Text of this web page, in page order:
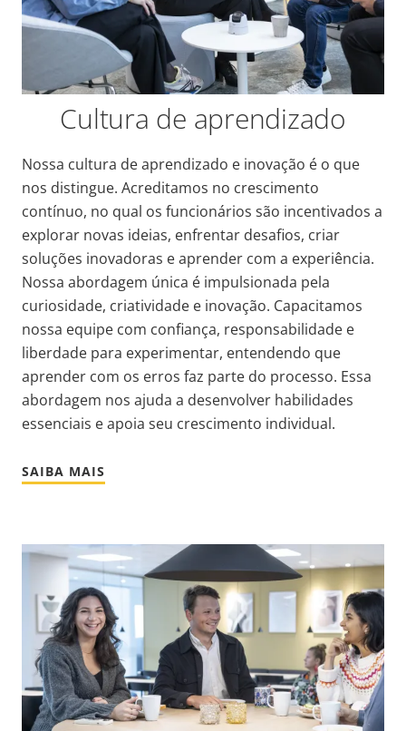
Cultura de aprendizado
Nossa cultura de aprendizado e inovação é o que
nos distingue. Acreditamos no crescimento
contínuo, no qual os funcionários são incentivados a
explorar novas ideias, enfrentar desafios, criar
soluções inovadoras e aprender com a experiência.
Nossa abordagem única é impulsionada pela
curiosidade, criatividade e inovação. Capacitamos
nossa equipe com confiança, responsabilidade e
liberdade para experimentar, entendendo que
aprender com os erros faz parte do processo. Essa
abordagem nos ajuda a desenvolver habilidades
essenciais e apoia seu crescimento individual.
SAIBA MAIS